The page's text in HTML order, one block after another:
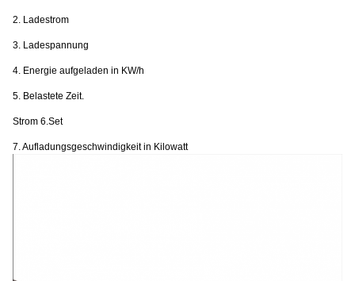
2. Ladestrom
3. Ladespannung
4. Energie aufgeladen in KW/h
5. Belastete Zeit.
Strom 6.Set
7. Aufladungsgeschwindigkeit in Kilowatt